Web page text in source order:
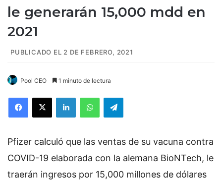
le generarán 15,000 mdd en
2021
PUBLICADO EL 2 DE FEBRERO, 2021
Pool CEO 1 minuto de lectura
Pfizer calculó que las ventas de su vacuna contra
COVID-19 elaborada con la alemana BioNTech, le
traerán ingresos por 15,000 millones de dólares